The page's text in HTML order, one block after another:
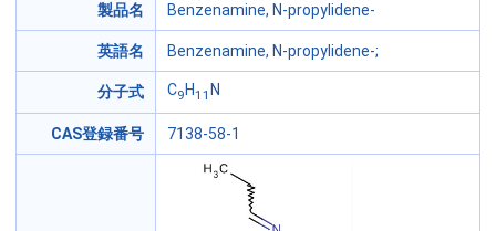
製品名 Benzenamine, N-propylidene-
英語名 Benzenamine, N-propylidene-;
分子式 C9 H11 N
CAS登録番号 7138-58-1